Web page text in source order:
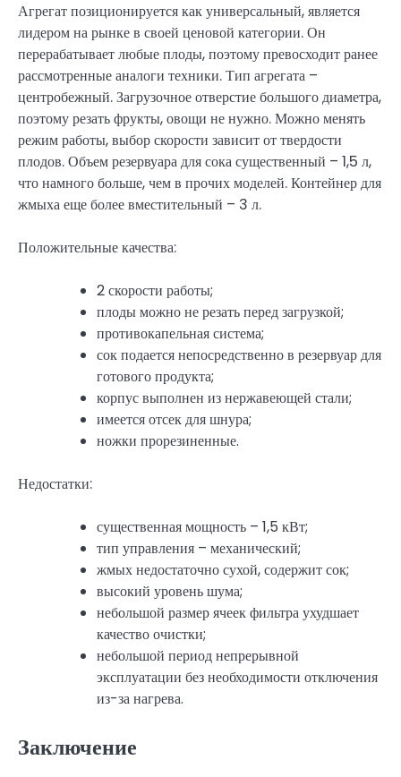
Агрегат позиционируется как универсальный, является
лидером на рынке в своей ценовой категории. Он
перерабатывает любые плоды, поэтому превосходит ранее
рассмотренные аналоги техники. Тип агрегата –
центробежный. Загрузочное отверстие большого диаметра,
поэтому резать фрукты, овощи не нужно. Можно менять
режим работы, выбор скорости зависит от твердости
плодов. Объем резервуара для сока существенный – 1,5 л,
что намного больше, чем в прочих моделей. Контейнер для
жмыха еще более вместительный – 3 л.
Положительные качества:
2 скорости работы;
плоды можно не резать перед загрузкой;
противокапельная система;
сок подается непосредственно в резервуар для
готового продукта;
корпус выполнен из нержавеющей стали;
имеется отсек для шнура;
ножки прорезиненные.
Недостатки:
существенная мощность – 1,5 кВт;
тип управления – механический;
жмых недостаточно сухой, содержит сок;
высокий уровень шума;
небольшой размер ячеек фильтра ухудшает
качество очистки;
небольшой период непрерывной
эксплуатации без необходимости отключения
из-за нагрева.
Заключение